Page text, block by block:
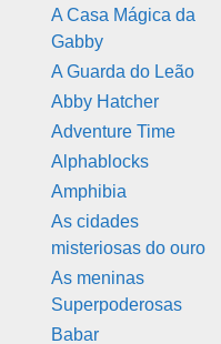
A Casa Mágica da
Gabby
A Guarda do Leão
Abby Hatcher
Adventure Time
Alphablocks
Amphibia
As cidades
misteriosas do ouro
As meninas
Superpoderosas
Babar